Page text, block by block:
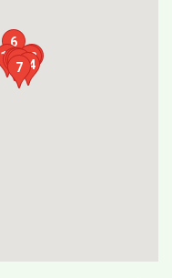
6
7
8
9
10
11 12
13
14